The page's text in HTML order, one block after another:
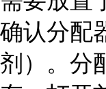
确认分配
剂）。分